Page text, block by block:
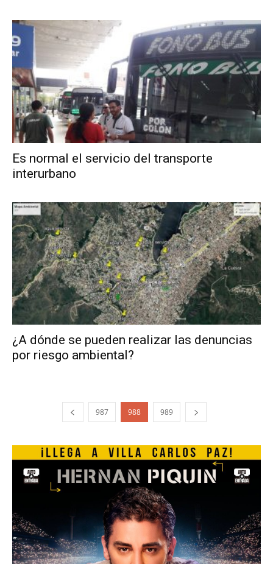
Es normal el servicio del transporte
interurbano
¿A dónde se pueden realizar las denuncias
por riesgo ambiental?
987 988 989